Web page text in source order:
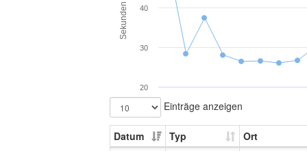
Sekunden
20
30
40
Einträge anzeigen
Datum Typ
Ort